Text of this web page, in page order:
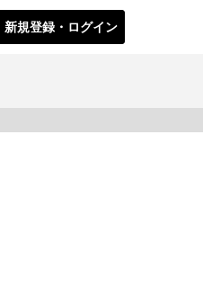
新規登録・ログイン